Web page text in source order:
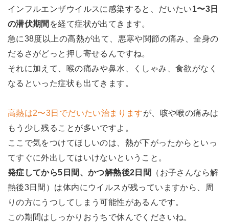
インフルエンザウイルスに感染すると、だいたい1〜3日
の潜伏期間 を経て症状が出てきます。
急に38度以上の高熱が出て、悪寒や関節の痛み、全身の
だるさがどっと押し寄せるんですね。
それに加えて、喉の痛みや鼻水、くしゃみ、食欲がなく
なるといった症状も出てきます。
高熱は2〜3日でだいたい治まりますが、咳や喉の痛みは
もう少し残ることが多いですよ。
ここで気をつけてほしいのは、熱が下がったからといっ
てすぐに外出してはいけないということ。
発症してから5日間、かつ解熱後2日間
（お子さんなら解
熱後3日間）は体内にウイルスが残っていますから、周
りの方にうつしてしまう可能性があるんです。
この期間はしっかりおうちで休んでくださいね。